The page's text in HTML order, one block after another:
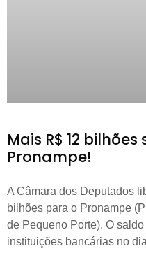
Mais R$ 12
Pronampe!
A Câmara dos Deputados
bilhões para o Pronampe
de Pequeno Porte). O
instituições bancárias no